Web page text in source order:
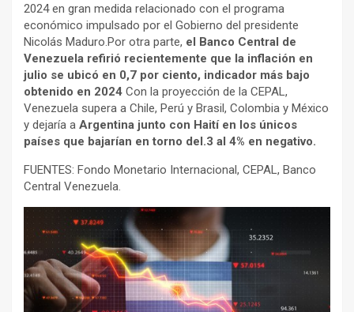
2024 en gran medida relacionado con el programa
económico impulsado por el Gobierno del presidente
Nicolás Maduro.Por otra parte, el Banco Central de
Venezuela refirió recientemente que la inflación en
julio se ubicó en 0,7 por ciento, indicador más bajo
obtenido en 2024 Con la proyección de la CEPAL,
Venezuela supera a Chile, Perú y Brasil, Colombia y México
y dejaría a Argentina junto con Haití en los únicos
países que bajarían en torno del.3 al 4% en negativo.
FUENTES: Fondo Monetario Internacional, CEPAL, Banco
Central Venezuela.